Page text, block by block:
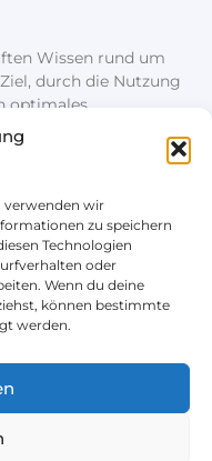
verwenden wir
zu speichern
Technologien
oder
Wenn du deine
können bestimmte
werden.
Wissen rund um
durch die Nutzung
optimales